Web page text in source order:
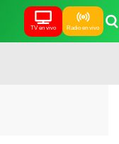
TV en vivo Radio en vivo